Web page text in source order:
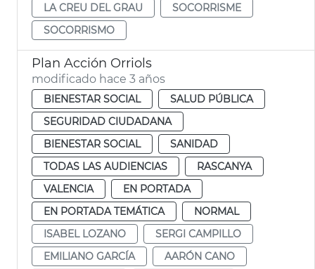
LA CREU DEL GRAU
SOCORRISME
SOCORRISMO
Plan Acción Orriols
modificado hace 3 años
BIENESTAR SOCIAL
SALUD PÚBLICA
SEGURIDAD CIUDADANA
BIENESTAR SOCIAL
SANIDAD
TODAS LAS AUDIENCIAS
RASCANYA
VALENCIA
EN PORTADA
EN PORTADA TEMÁTICA
NORMAL
ISABEL LOZANO
SERGI CAMPILLO
EMILIANO GARCÍA
AARÓN CANO